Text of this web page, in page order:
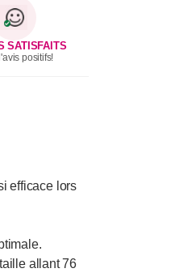
SATISFAITS
positifs!
efficace lors
allant 76